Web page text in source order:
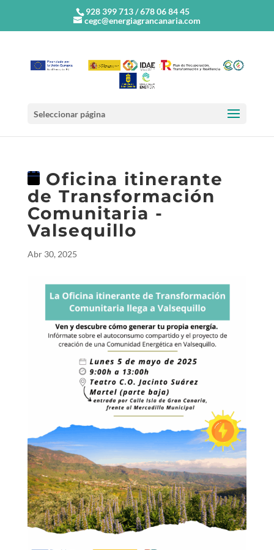
928 399 713 / 678 06 84 45
cegc@energiagrancanaria.com
Seleccionar página
Oficina itinerante
de Transformación
Comunitaria -
Valsequillo
Abr 30, 2025